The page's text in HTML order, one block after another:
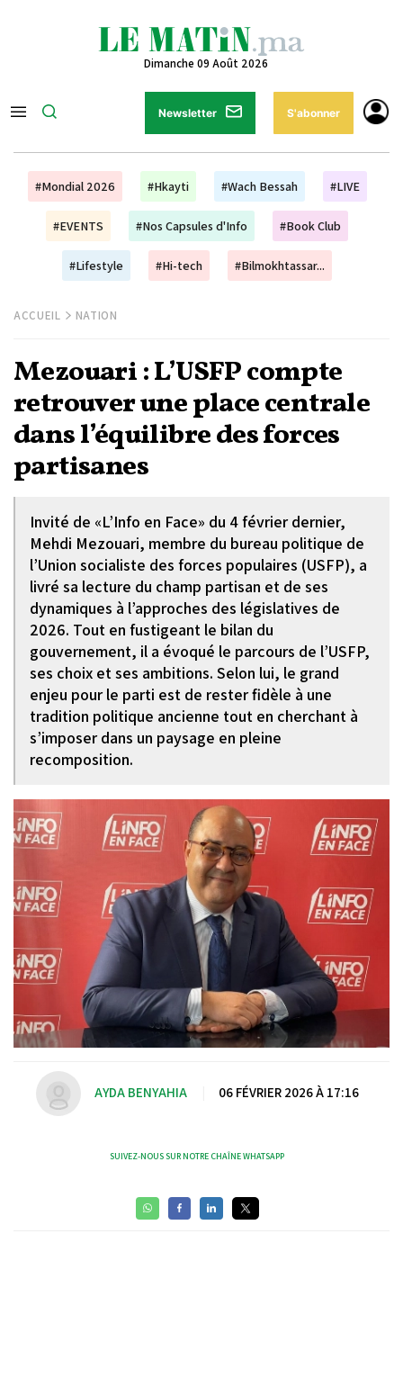
Dimanche 09 Août 2026
Newsletter S'abonner
#Mondial 2026 #Hkayti #Wach Bessah #LIVE
#EVENTS #Nos Capsules d'Info #Book Club
#Lifestyle #Hi-tech #Bilmokhtassar...
ACCUEIL NATION
Mezouari : L’USFP compte
retrouver une place centrale
dans l’équilibre des forces
partisanes
Invité de «L’Info en Face» du 4 février dernier,
Mehdi Mezouari, membre du bureau politique de
l’Union socialiste des forces populaires (USFP), a
livré sa lecture du champ partisan et de ses
dynamiques à l’approches des législatives de
2026. Tout en fustigeant le bilan du
gouvernement, il a évoqué le parcours de l’USFP,
ses choix et ses ambitions. Selon lui, le grand
enjeu pour le parti est de rester fidèle à une
tradition politique ancienne tout en cherchant à
s’imposer dans un paysage en pleine
recomposition.
AYDA BENYAHIA 06 FÉVRIER 2026 À 17:16
SUIVEZ-NOUS SUR NOTRE CHAÎNE WHATSAPP